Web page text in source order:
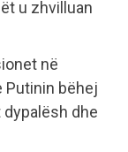
u zhvilluan
në
Putinin bëhej
dhe